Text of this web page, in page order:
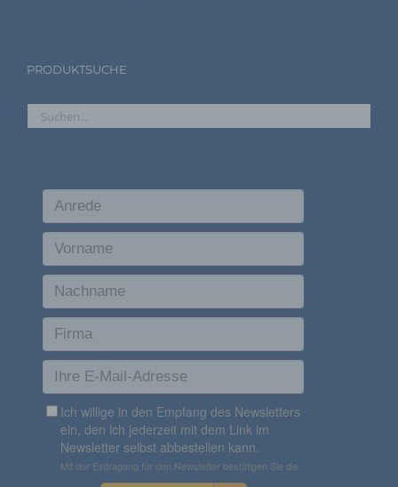
PRODUKTSUCHE
Internetseiten und Servern, den individuellen
Internetbrowsern, die andere Cookies enthalten,
zu unterscheiden. Ein bestimmter Internetbrowser
Durch den Einsatz von Cookies kann den Nutzern
dieser Internetseite nutzerfreundlichere Services
bereitstellen, die ohne die Cookie-Setzung nicht
möglich wären.
Mittels eines Cookies können die Informationen
und Angebote auf unserer Internetseite im Sinne
des Benutzers optimiert werden. Cookies
ermöglichen uns, wie bereits erwähnt, die
Benutzer unserer Internetseite wiederzuerkennen.
Zweck dieser Wiedererkennung ist es, den
Nutzern die Verwendung unserer Internetseite zu
erleichtern. Der Benutzer einer Internetseite, die
Cookies verwendet, muss beispielsweise nicht bei
jedem Besuch der Internetseite erneut seine
Zugangsdaten eingeben, weil dies von der